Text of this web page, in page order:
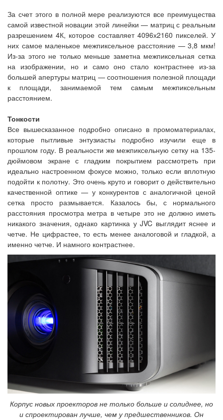
За счет этого в полной мере реализуются все преимущества
самой известной новации этой линейки — матриц с реальным
разрешением 4К, которое составляет 4096х2160 пикселей. У
них самое маленькое межпиксельное расстояние — 3,8 мкм!
Из-за этого не только меньше заметна межпиксельная сетка
на изображении, но и само оно стало контрастнее из-за
большей апертуры матриц — соотношения полезной площади
к площади, занимаемой тем самым межпиксельным
расстоянием.
Тонкости
Все вышесказанное подробно описано в промоматериалах,
которые пытливые энтузиасты подробно изучили еще в
прошлом году. В реальности же межпиксельную сетку на 135-
дюймовом экране с гладким покрытием рассмотреть при
идеально настроенном фокусе можно, только если вплотную
подойти к полотну. Это очень круто и говорит о действительно
качественной оптике — у конкурентов с аналогичной ценой
сетка просто размывается. Казалось бы, с нормального
расстояния просмотра метра в четыре это не должно иметь
никакого значения, однако картинка у JVC выглядит яснее и
четче. Не цифрастее, то есть менее аналоговой и гладкой, а
именно четче. И намного контрастнее.
Корпус новых проекторов не только больше и солиднее, но
и спроектирован лучше, чем у предшественников. Он